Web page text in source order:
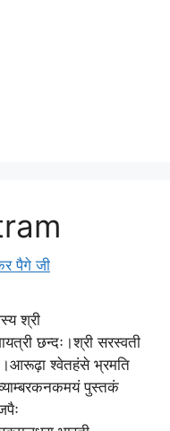
पैगे जी
श्री
छन्दः।श्री सरस्वती
श्वेतहंसे भ्रमति
पुस्तकं